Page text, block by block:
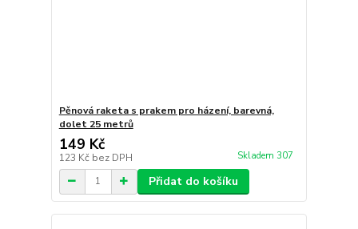
Pěnová raketa s prakem pro házení, barevná,
dolet 25 metrů
149 Kč
123 Kč bez DPH Skladem 307
Přidat do košíku